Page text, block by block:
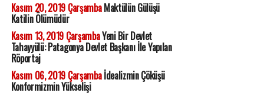
Kasım 20, 2019 ÇarşambaMaktülün Gülüşü
Katilin Ölümüdür
Kasım 13, 2019 ÇarşambaYeni Bir Devlet
Tahayyülü: Patagonya Devlet Başkanı İle Yapılan
Röportaj
Kasım 06, 2019 Çarşambaİdealizmin Çöküşü
Konformizmin Yükselişi